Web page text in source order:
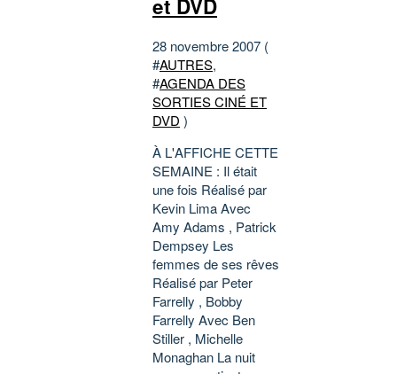
et DVD
28 novembre 2007 (
#AUTRES,
#AGENDA DES
SORTIES CINÉ ET
DVD )
À L'AFFICHE CETTE
SEMAINE : Il était
une fois Réalisé par
Kevin Lima Avec
Amy Adams , Patrick
Dempsey Les
femmes de ses rêves
Réalisé par Peter
Farrelly , Bobby
Farrelly Avec Ben
Stiller , Michelle
Monaghan La nuit